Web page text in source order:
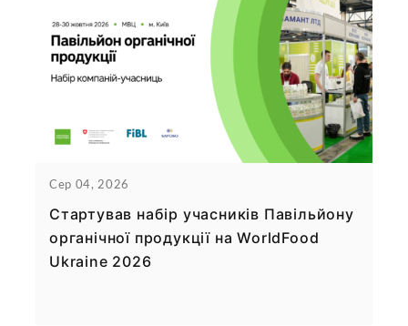
Сер 04, 2026
Стартував набір учасників Павільйону
органічної продукції на WorldFood
Ukraine 2026